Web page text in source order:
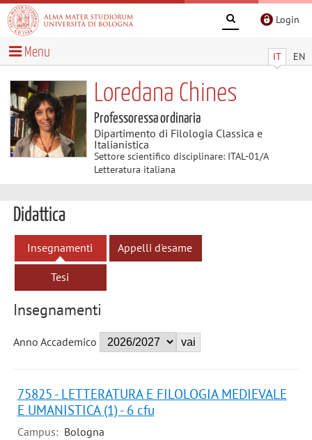
Login
IT EN
Menu
Loredana Chines
Professoressa ordinaria
Dipartimento di Filologia Classica e
Italianistica
Settore scientifico disciplinare: ITAL-01/A
Letteratura italiana
Didattica
Insegnamenti Appelli d'esame
Tesi
Insegnamenti
Anno Accademico
75825 - LETTERATURA E FILOLOGIA MEDIEVALE
E UMANISTICA (1) - 6 cfu
Campus: Bologna